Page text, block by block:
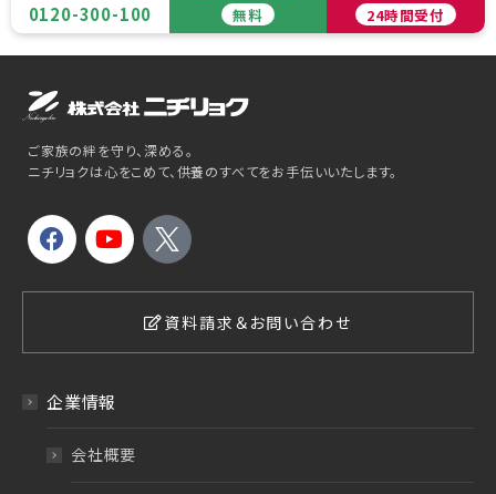
0120-300-100
無料 24時間受付
ご家族の絆を守り、深める。
ニチリョクは心をこめて、供養のすべてをお手伝いいたします。
資料請求＆お問い合わせ
企業情報
会社概要